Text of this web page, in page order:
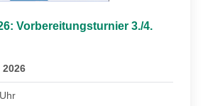
Vorbereitungsturnier 3./4.
2026